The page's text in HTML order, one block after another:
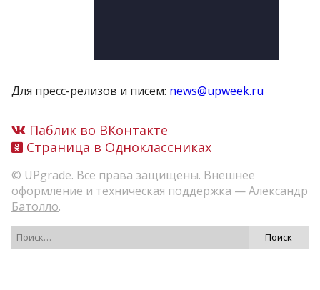
Для пресс-релизов и писем: news@upweek.ru
Паблик во ВКонтакте
Страница в Одноклассниках
© UPgrade. Все права защищены. Внешнее
оформление и техническая поддержка —Александр
Батолло.